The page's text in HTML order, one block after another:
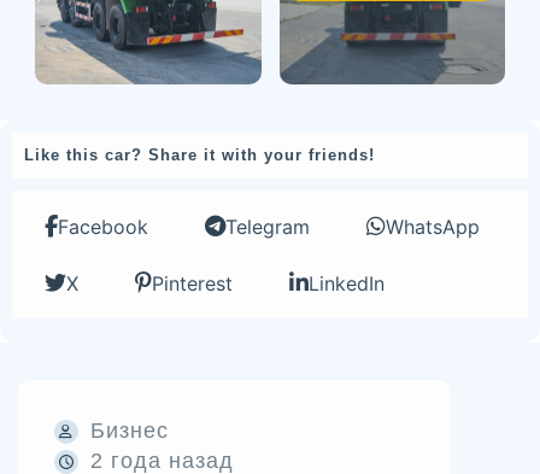
Like this car? Share it with your friends!
Facebook Telegram WhatsApp
X Pinterest LinkedIn
Бизнес
2 года назад